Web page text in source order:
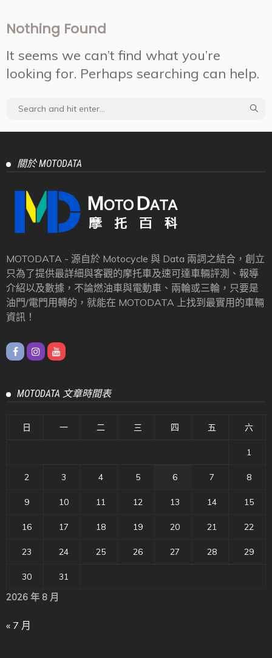
Nothing Found
It seems we can’t find what you’re
looking for. Perhaps searching can help.
關於 MOTODATA
MOTODATA - 源自於 Motocycle 與 Data 兩詞之結合，創立
只為了提供最詳細與客觀的摩托車及速可達車輛評測、報導
介紹以及數據，不論燃油車與電動車、兩輪或三輪，只要是
油門/電門用轉的，就能在 MOTODATA 上找到最實用的車輛
資訊！
MOTODATA 文章時間表
2026 年 8 月
日 一 二 三 四 五 六
1
2 3 4 5 6 7 8
9 10 11 12 13 14 15
16 17 18 19 20 21 22
23 24 25 26 27 28 29
30 31
« 7 月